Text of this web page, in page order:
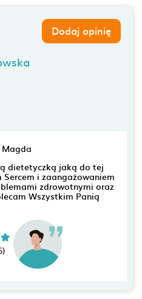
Dodaj opinię
dietetyczką jaką do tej
Sercem i zaangażowaniem
zdrowotnymi oraz
Wszystkim Panią